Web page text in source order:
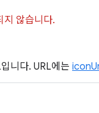
지 않습니다.
니다. URL에는